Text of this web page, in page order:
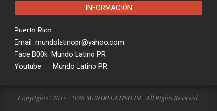
INFORMACIÓN
Puerto Rico
Email mundolatinopr@yahoo.com
Face B00k Mundo Latino PR
Youtube Mundo Latino PR
Copyright © 2015 - 2026 MUNDO LATINO PR - All Rights Reserved.